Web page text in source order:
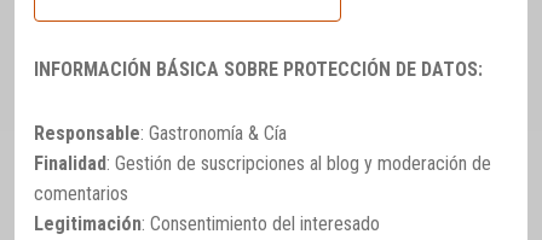
INFORMACIÓN BÁSICA SOBRE PROTECCIÓN DE DATOS:
Responsable: Gastronomía & Cía
Finalidad: Gestión de suscripciones al blog y moderación de
comentarios
Legitimación: Consentimiento del interesado